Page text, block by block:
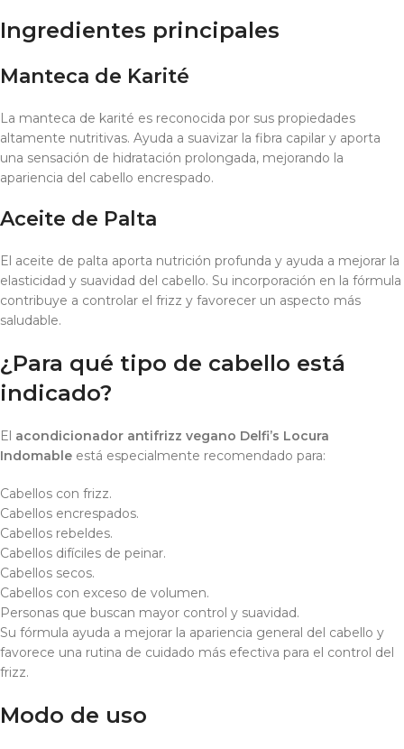
Ingredientes principales
Manteca de Karité
La manteca de karité es reconocida por sus propiedades
altamente nutritivas. Ayuda a suavizar la fibra capilar y aporta
una sensación de hidratación prolongada, mejorando la
apariencia del cabello encrespado.
Aceite de Palta
El aceite de palta aporta nutrición profunda y ayuda a mejorar la
elasticidad y suavidad del cabello. Su incorporación en la fórmula
contribuye a controlar el frizz y favorecer un aspecto más
saludable.
¿Para qué tipo de cabello está
indicado?
El acondicionador antifrizz vegano Delfi’s Locura
Indomable está especialmente recomendado para:
Cabellos con frizz.
Cabellos encrespados.
Cabellos rebeldes.
Cabellos difíciles de peinar.
Cabellos secos.
Cabellos con exceso de volumen.
Personas que buscan mayor control y suavidad.
Su fórmula ayuda a mejorar la apariencia general del cabello y
favorece una rutina de cuidado más efectiva para el control del
frizz.
Modo de uso